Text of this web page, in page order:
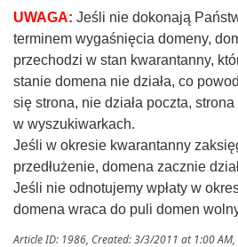
UWAGA: Jeśli nie dokonają
terminem wygaśnięcia domeny,
przechodzi w stan kwarantanny,
stanie domena nie działa, co
się strona, nie działa poczta,
w wyszukiwarkach.
Jeśli w okresie kwarantanny
przedłużenie, domena zacznie
Jeśli nie odnotujemy wpłaty w
domena wraca do puli domen
Article ID: 1986, Created: 3/3/2011 at 1:00 AM,